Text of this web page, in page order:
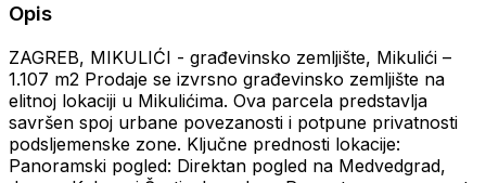
Opis
ZAGREB, MIKULIĆI - građevinsko zemljište, Mikulići –
1.107 m2 Prodaje se izvrsno građevinsko zemljište na
elitnoj lokaciji u Mikulićima. Ova parcela predstavlja
savršen spoj urbane povezanosti i potpune privatnosti
podsljemenske zone. Ključne prednosti lokacije:
Panoramski pogled: Direktan pogled na Medvedgrad,